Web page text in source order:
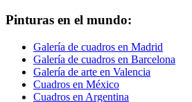
Pinturas en el mundo:
Galería de cuadros en Madrid
Galería de cuadros en Barcelona
Galería de arte en Valencia
Cuadros en México
Cuadros en Argentina